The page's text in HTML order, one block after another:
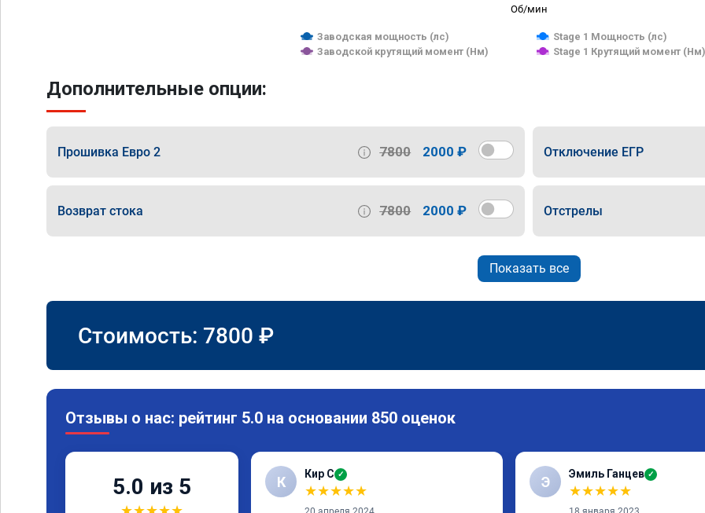
Об/мин
Заводская мощность (лс)
Stage 1 Мощность (лс)
Заводской крутящий момент (Нм)
Stage 1 Крутящий момент (Нм)
Дополнительные опции:
Прошивка Евро 2 7800 2000 ₽ Отключение ЕГР
Возврат стока 7800 2000 ₽ Отстрелы
Показать все
Стоимость: 7800 ₽
Отзывы о нас: рейтинг 5.0 на основании 850 оценок
5.0 из 5 К Кир С ✓
★★★★★
Э Эмиль Ганцев ✓
★★★★★